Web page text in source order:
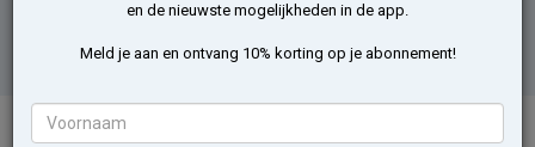
en de nieuwste mogelijkheden in de app.
Meld je aan en ontvang 10% korting op je abonnement!